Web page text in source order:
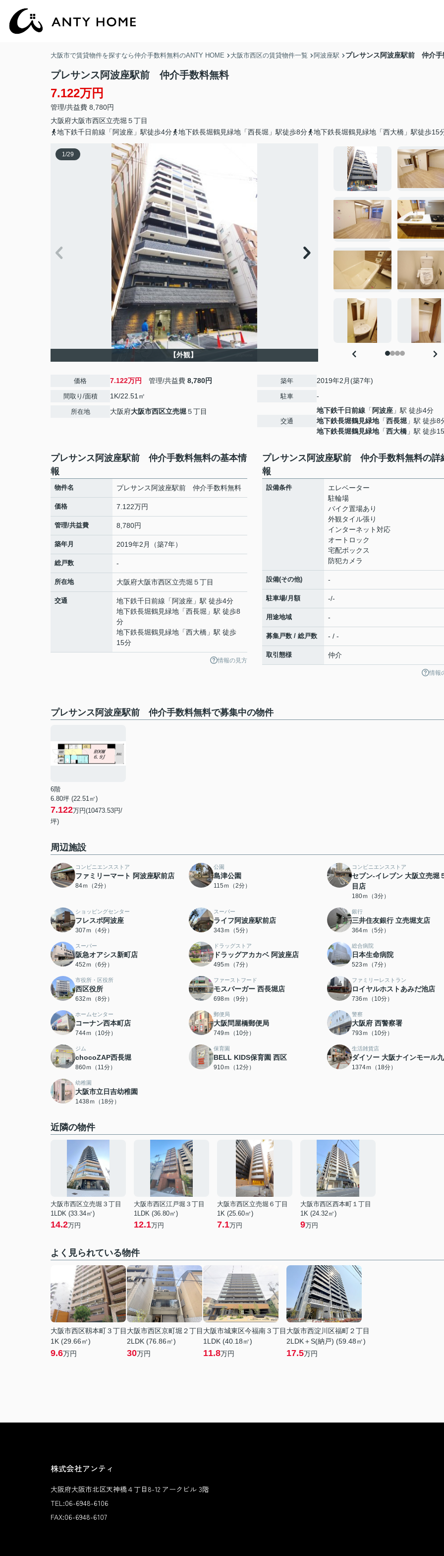
大阪市で賃貸物件を探すなら仲介手数料無料のANTY HOME 大阪市西区の賃貸物件一覧 阿波座駅 プレサンス阿波座駅前 仲介手
プレサンス阿波座駅前 仲介手数料無料
7.122万円
管理/共益費 8,780円
大阪府大阪市西区立売堀 ５丁目
地下鉄千日前線「阿波座」駅徒歩4分
地下鉄長堀鶴見緑地「西長堀」駅徒歩8分 地下鉄長堀鶴見緑地「西大橋」駅徒歩15
1/29
【外観】
価格 7.122万円 管理/共益費 8,780円
間取り/面積 1K/22.51㎡
所在地 大阪府大阪市西区立売堀５丁目
築年 2019年2月(築7年)
駐車 -
交通
地下鉄千日前線 「 阿波座 」駅 徒歩4分
地下鉄長堀鶴見緑地「西長堀 」駅 徒歩8
地下鉄長堀鶴見緑地「西大橋 」駅 徒歩
プレサンス阿波座駅前 仲介手数料無料の基本情
報
物件名 プレサンス阿波座駅前 仲介手数料無料
価格 7.122万円
管理/共益費 8,780円
築年月 2019年2月（築7年）
総戸数 -
所在地 大阪府大阪市西区立売堀 ５丁目
交通 地下鉄千日前線 「 阿波座 」駅 徒歩4分
地下鉄長堀鶴見緑地 「西長堀 」駅 徒歩8
分
地下鉄長堀鶴見緑地 「西大橋 」駅 徒歩
15分
情報の見方
プレサンス阿波座駅前 仲介手数料無料の詳
報
設備条件
エレベーター
駐輪場
バイク置場あり
外観タイル張り
インターネット対応
オートロック
宅配ボックス
防犯カメラ
設備(その他) -
駐車場/月額 -/-
用途地域 -
募集戸数 / 総戸数 - / -
取引態様 仲介
情報
プレサンス阿波座駅前 仲介手数料無料で募集中の物件
6階
6.80坪 (22.51㎡)
7.122万円(10473.53円/
坪)
周辺施設
コンビニエンスストア
ファミリーマート 阿波座駅前店
84ｍ（2分）
公園
島津公園
115ｍ（2分）
コンビニエンスストア
セブン-イレブン 大阪立売堀
目店
180ｍ（3分）
ショッピングセンター
フレスポ阿波座
307ｍ（4分）
スーパー
ライフ阿波座駅前店
343ｍ（5分）
銀行
三井住友銀行 立売堀支店
364ｍ（5分）
スーパー
阪急オアシス新町店
452ｍ（6分）
ドラッグストア
ドラッグアカカベ 阿波座店
495ｍ（7分）
総合病院
日本生命病院
523ｍ（7分）
市役所・区役所
西区役所
632ｍ（8分）
ファーストフード
モスバーガー 西長堀店
698ｍ（9分）
ファミリーレストラン
ロイヤルホストあみだ池店
736ｍ（10分）
ホームセンター
コーナン西本町店
744ｍ（10分）
郵便局
大阪問屋橋郵便局
749ｍ（10分）
警察
大阪府 西警察署
793ｍ（10分）
ジム
chocoZAP西長堀
860ｍ（11分）
保育園
BELL KIDS保育園 西区
910ｍ（12分）
生活雑貨店
ダイソー 大阪ナインモール
1374ｍ（18分）
幼稚園
大阪市立日吉幼稚園
1438ｍ（18分）
近隣の物件
大阪市西区立売堀３丁目
1LDK (33.34㎡)
14.2万円
大阪市西区江戸堀３丁目
1LDK (36.80㎡)
12.1万円
大阪市西区立売堀６丁目
1K (25.60㎡)
7.1万円
大阪市西区西本町１丁目
1K (24.32㎡)
9万円
よく見られている物件
大阪市西区靱本町３丁目
1K (29.66㎡)
9.6万円
大阪市西区京町堀２丁目
2LDK (76.86㎡)
30万円
大阪市城東区今福南３丁目
1LDK (40.18㎡)
11.8万円
大阪市西淀川区福町２丁目
2LDK＋S(納戸) (59.48㎡)
17.5万円
株式会社アンティ
大阪府大阪市北区天神橋４丁目8-12 アークビル 3階
TEL:06-6948-6106
FAX:06-6948-6107